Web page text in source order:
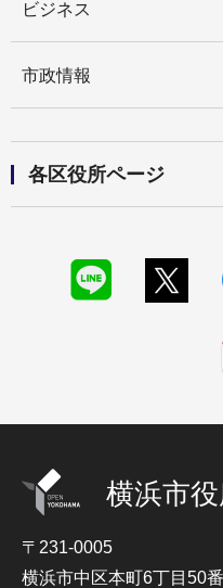
ビジネス
市政情報
各区役所ページ
横浜市
〒231-0005
横浜市中区本町6丁目50